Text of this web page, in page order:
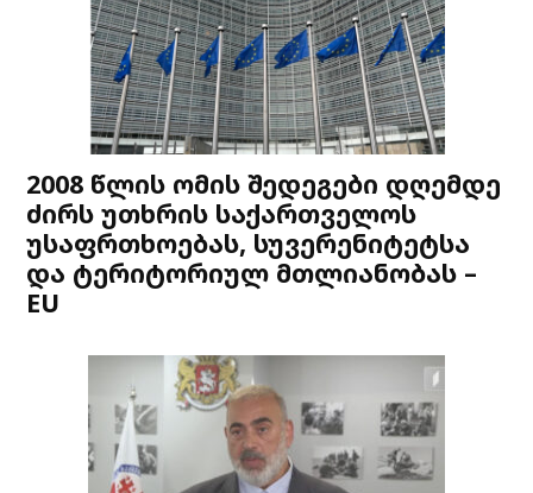
2008 წლის ომის შედეგები დღემდე
ძირს უთხრის საქართველოს
უსაფრთხოებას, სუვერენიტეტსა
და ტერიტორიულ მთლიანობას –
EU